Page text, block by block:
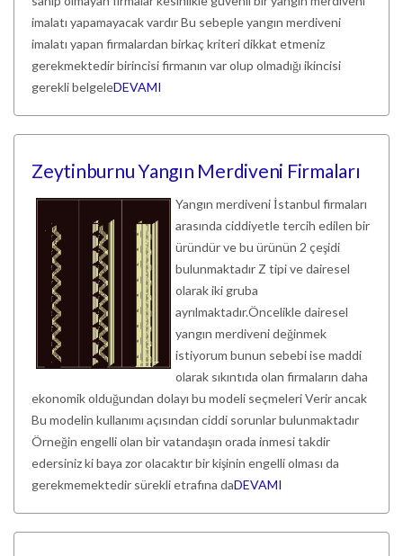
imalatı yapamayacak vardır Bu sebeple yangın merdiveni
imalatı yapan firmalardan birkaç kriteri dikkat etmeniz
gerekmektedir birincisi firmanın var olup olmadığı ikincisi
gerekli belgeleDEVAMI
Zeytinburnu Yangın Merdiveni Firmaları
Yangın merdiveni İstanbul firmaları
arasında ciddiyetle tercih edilen bir
üründür ve bu ürünün 2 çeşidi
bulunmaktadır Z tipi ve dairesel
olarak iki gruba
ayrılmaktadır.Öncelikle dairesel
yangın merdiveni değinmek
istiyorum bunun sebebi ise maddi
olarak sıkıntıda olan firmaların daha
ekonomik olduğundan dolayı bu modeli seçmeleri Verir ancak
Bu modelin kullanımı açısından ciddi sorunlar bulunmaktadır
Örneğin engelli olan bir vatandaşın orada inmesi takdir
edersiniz ki baya zor olacaktır bir kişinin engelli olması da
gerekmemektedir sürekli etrafına daDEVAMI